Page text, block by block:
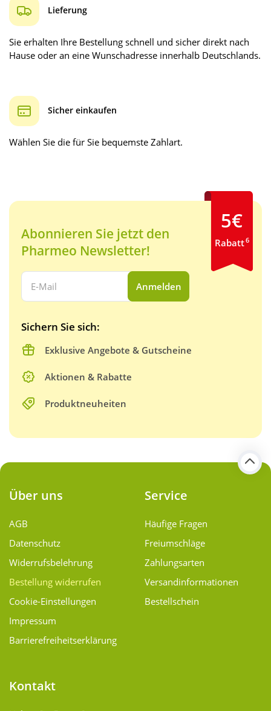
Lieferung
Sie erhalten Ihre Bestellung schnell und sicher direkt nach
Hause oder an eine Wunschadresse innerhalb Deutschlands.
Sicher einkaufen
Wählen Sie die für Sie bequemste Zahlart.
Abonnieren Sie jetzt den
Pharmeo Newsletter!
Ihre E-Mail Adresse:
Anmelden
Sichern Sie sich:
Exklusive Angebote & Gutscheine
Aktionen & Rabatte
Produktneuheiten
5€
Rabatt6
Über uns
AGB
Datenschutz
Widerrufsbelehrung
Bestellung widerrufen
Cookie-Einstellungen
Impressum
Barrierefreiheitserklärung
Service
Häufige Fragen
Freiumschläge
Zahlungsarten
Versand­informationen
Bestellschein
Kontakt